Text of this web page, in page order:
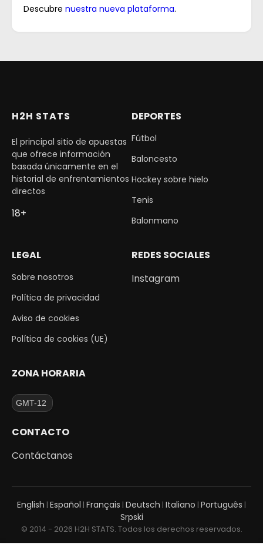
Descubre nuestra nueva plataforma.
H2H STATS
El principal sitio de apuestas
que ofrece información
basada únicamente en el
historial de enfrentamientos
directos
18+
DEPORTES
Fútbol
Baloncesto
Hockey sobre hielo
Tenis
Balonmano
LEGAL
Sobre nosotros
Política de privacidad
Aviso de cookies
Política de cookies (UE)
REDES SOCIALES
Instagram
ZONA HORARIA
CONTACTO
Contáctanos
English | Español | Français | Deutsch | Italiano | Português |
Srpski
© 2014 - 2026 H2H STATS. Todos los derechos reservados.